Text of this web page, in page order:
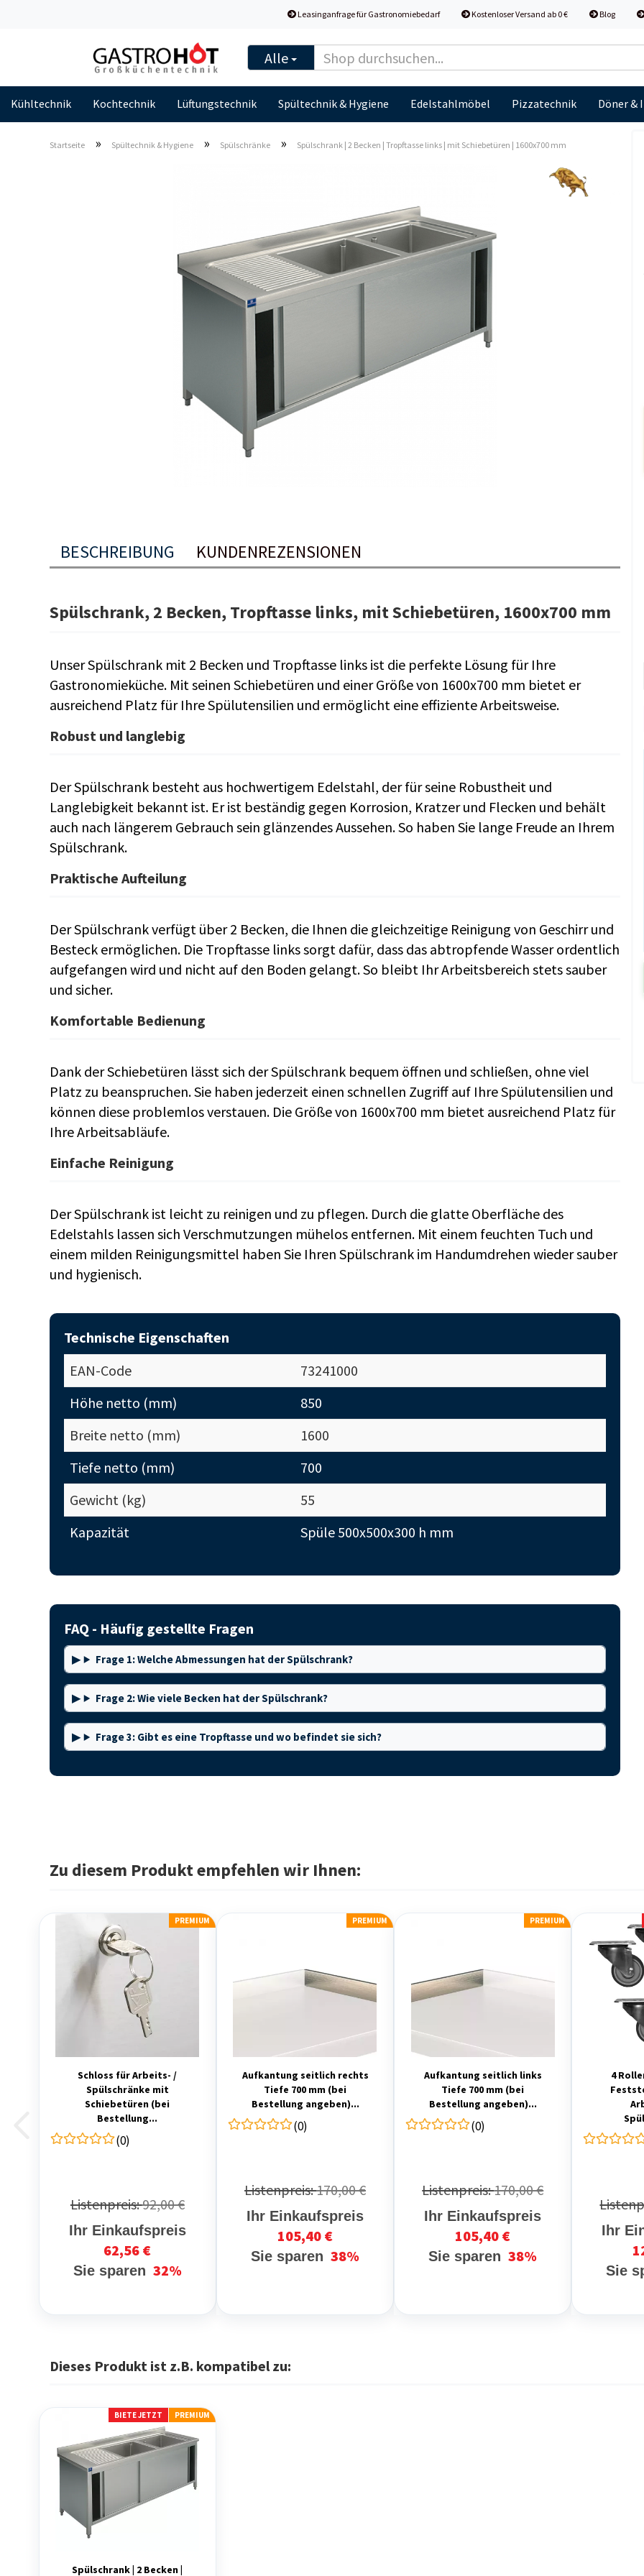
Leasinganfrage für Gastronomiebedarf Kostenloser Versand ab 0 € Blog
Alle
Kühltechnik Kochtechnik Lüftungstechnik Spültechnik & Hygiene Edelstahlmöbel Pizzatechnik Döner &
Startseite » Spültechnik & Hygiene » Spülschränke » Spülschrank | 2 Becken | Tropftasse links | mit Schiebetüren | 1600x700 mm
BESCHREIBUNG KUNDENREZENSIONEN
Spülschrank, 2 Becken, Tropftasse links, mit Schiebetüren, 1600x700 mm
Unser Spülschrank mit 2 Becken und Tropftasse links ist die perfekte Lösung für Ihre
Gastronomieküche. Mit seinen Schiebetüren und einer Größe von 1600x700 mm bietet er
ausreichend Platz für Ihre Spülutensilien und ermöglicht eine effiziente Arbeitsweise.
Robust und langlebig
Der Spülschrank besteht aus hochwertigem Edelstahl, der für seine Robustheit und
Langlebigkeit bekannt ist. Er ist beständig gegen Korrosion, Kratzer und Flecken und behält
auch nach längerem Gebrauch sein glänzendes Aussehen. So haben Sie lange Freude an Ihrem
Spülschrank.
Praktische Aufteilung
Der Spülschrank verfügt über 2 Becken, die Ihnen die gleichzeitige Reinigung von Geschirr und
Besteck ermöglichen. Die Tropftasse links sorgt dafür, dass das abtropfende Wasser ordentlich
aufgefangen wird und nicht auf den Boden gelangt. So bleibt Ihr Arbeitsbereich stets sauber
und sicher.
Komfortable Bedienung
Dank der Schiebetüren lässt sich der Spülschrank bequem öffnen und schließen, ohne viel
Platz zu beanspruchen. Sie haben jederzeit einen schnellen Zugriff auf Ihre Spülutensilien und
können diese problemlos verstauen. Die Größe von 1600x700 mm bietet ausreichend Platz für
Ihre Arbeitsabläufe.
Einfache Reinigung
Der Spülschrank ist leicht zu reinigen und zu pflegen. Durch die glatte Oberfläche des
Edelstahls lassen sich Verschmutzungen mühelos entfernen. Mit einem feuchten Tuch und
einem milden Reinigungsmittel haben Sie Ihren Spülschrank im Handumdrehen wieder sauber
und hygienisch.
Technische Eigenschaften
EAN-Code
73241000
Höhe netto (mm)
850
Breite netto (mm)
1600
Tiefe netto (mm)
700
Gewicht (kg)
55
Kapazität
Spüle 500x500x300 h mm
FAQ - Häufig gestellte Fragen
Frage 1: Welche Abmessungen hat der Spülschrank?
Frage 2: Wie viele Becken hat der Spülschrank?
Frage 3: Gibt es eine Tropftasse und wo befindet sie sich?
Zu diesem Produkt empfehlen wir Ihnen:
PREMIUM
Schloss für Arbeits- /
Spülschränke mit
Schiebetüren (bei
Bestellung...
(0)
Listenpreis:92,00 €
Ihr Einkaufspreis
62,56 €
Sie sparen 32%
PREMIUM
Aufkantung seitlich rechts
Tiefe 700 mm (bei
Bestellung angeben)...
(0)
Listenpreis:170,00 €
Ihr Einkaufspreis
105,40 €
Sie sparen 38%
PREMIUM
Aufkantung seitlich links
Tiefe 700 mm (bei
Bestellung angeben)...
(0)
Listenpreis:170,00 €
Ihr Einkaufspreis
105,40 €
Sie sparen 38%
4
Ihr
Sie
Dieses Produkt ist z.B. kompatibel zu:
BIETE JETZT PREMIUM
Spülschrank | 2 Becken |